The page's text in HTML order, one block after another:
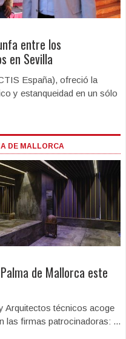
entre los
en Sevilla
España), ofreció la
y estanqueidad en un sólo
DE MALLORCA
de Mallorca este
Arquitectos técnicos acoge
las firmas patrocinadoras: ...